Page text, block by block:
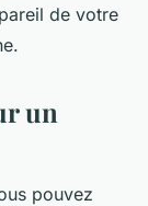
de votre
un
pouvez